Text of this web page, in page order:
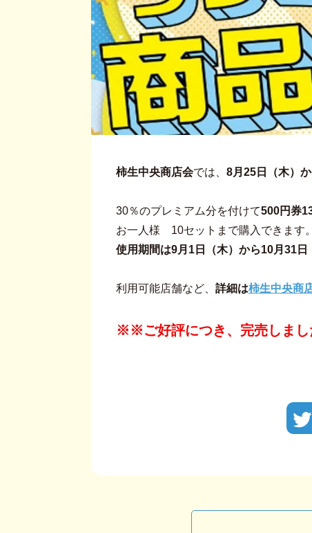
柿生中央商店会では、 8月25日（木）
30％のプレミアム分を付けて500円券
お一人様 10セットまで購入できます。
使用期間は9月1日（木）から10月31日
利用可能店舗など、 詳細は柿生中央商
※※ご好評につき、完売しま